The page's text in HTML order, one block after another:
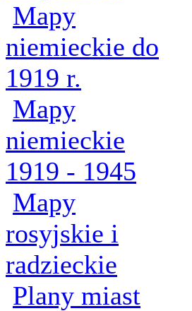
Mapy
niemieckie do
1919 r.
Mapy
niemieckie
1919 - 1945
Mapy
rosyjskie i
radzieckie
Plany miast